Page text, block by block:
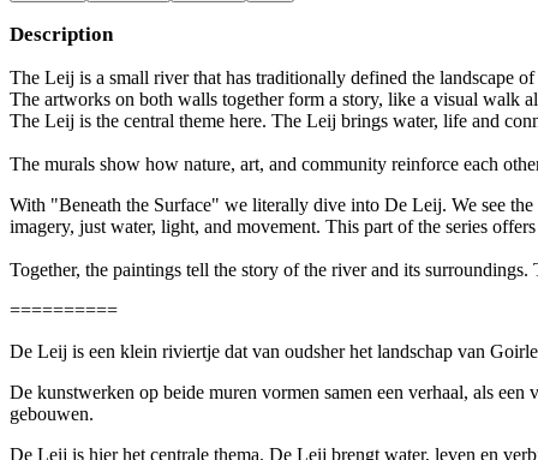
Description
The Leij is a small river that has traditionally defined the landscape
The artworks on both walls together form a story, like a visual walk
The Leij is the central theme here. The Leij brings water, life and
The murals show how nature, art, and community reinforce each
With "Beneath the Surface" we literally dive into De Leij. We see
imagery, just water, light, and movement. This part of the series
Together, the paintings tell the story of the river and its
==========
De Leij is een klein riviertje dat van oudsher het landschap van
De kunstwerken op beide muren vormen samen een verhaal, als
gebouwen.
De Leij is hier het centrale thema. De Leij brengt water, leven en